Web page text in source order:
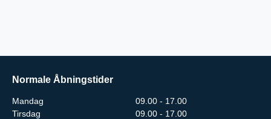
Normale Åbningstider
Mandag
09.00 - 17.00
Tirsdag
09.00 - 17.00